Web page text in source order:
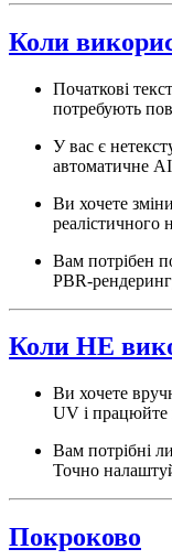
Коли
Початкові
потребують
У вас є
автоматичне
Ви хочете
реалістичного
Вам потрібен
PBR-
Коли НЕ
Ви хочете
UV і працюйте
Вам потрібні
Точно
Покроково